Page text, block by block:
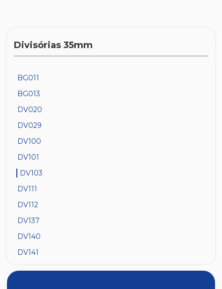
Divisórias 35mm
BG011
BG013
DV020
DV029
DV100
DV101
DV103
DV111
DV112
DV137
DV140
DV141